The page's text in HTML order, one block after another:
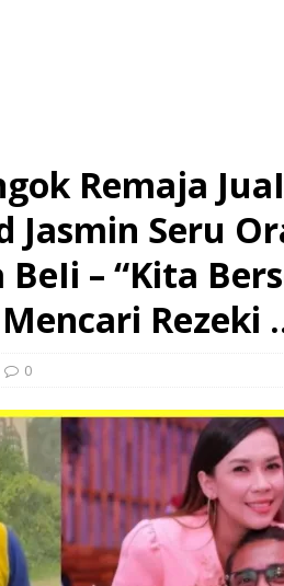
Remaja
Jasmin Seru
BeIi – “Kita
Rezeki
0